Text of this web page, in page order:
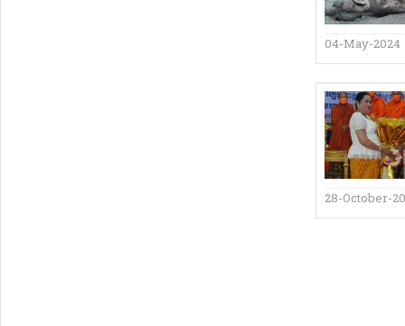
04-May-2024
28-October-